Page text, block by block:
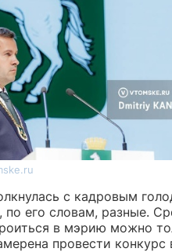
с кадровым
его словам, разные.
в мэрию можно
провести конкурс